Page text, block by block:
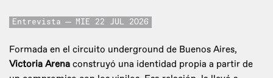
Entrevista MIE 22 JUL 2026
Formada en el circuito underground de Buenos Aires,
Victoria Arena construyó una identidad propia a partir de